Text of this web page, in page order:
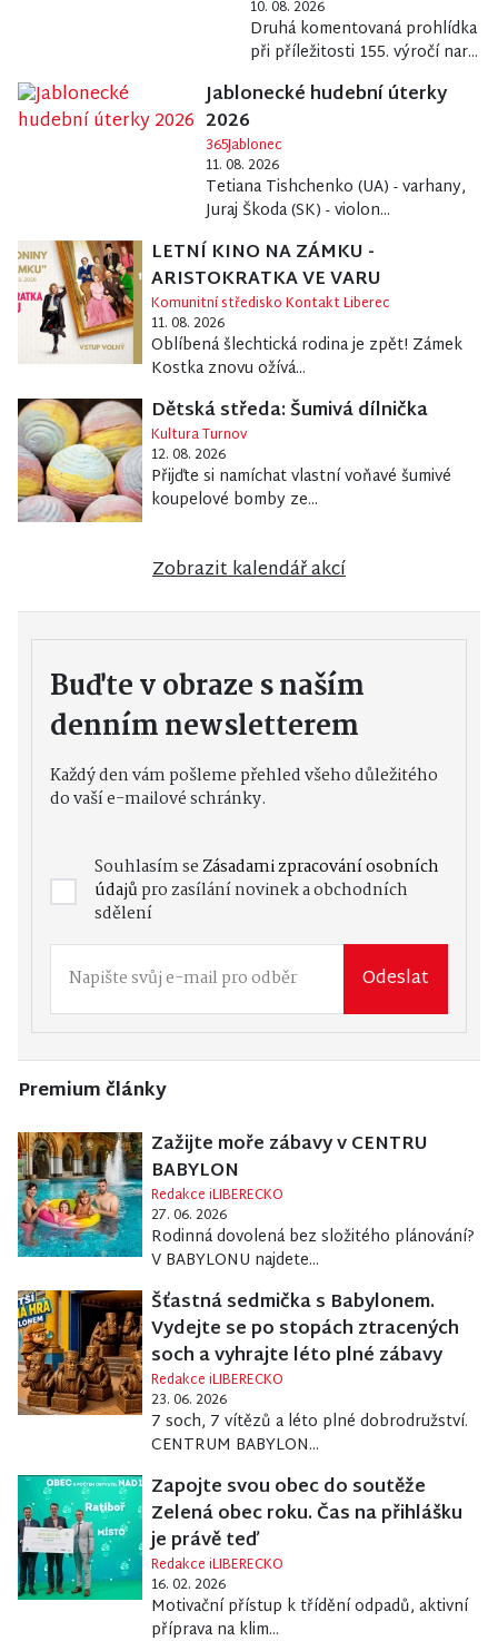
10. 08. 2026
Druhá komentovaná prohlídka
při příležitosti 155. výročí nar...
Jablonecké hudební úterky
2026
365Jablonec
11. 08. 2026
Tetiana Tishchenko (UA) - varhany,
Juraj Škoda (SK) - violon...
LETNÍ KINO NA ZÁMKU -
ARISTOKRATKA VE VARU
Komunitní středisko Kontakt Liberec
11. 08. 2026
Oblíbená šlechtická rodina je zpět! Zámek
Kostka znovu ožívá...
Dětská středa: Šumivá dílnička
Kultura Turnov
12. 08. 2026
Přijďte si namíchat vlastní voňavé šumivé
koupelové bomby ze...
Zobrazit kalendář akcí
Buďte v obraze s naším
denním newsletterem
Každý den vám pošleme přehled všeho důležitého
do vaší e-mailové schránky.
Souhlasím seZásadami zpracování osobních
údajůpro zasílání novinek a obchodních
sdělení
Odeslat
Premium články
Zažijte moře zábavy v CENTRU
BABYLON
Redakce iLIBERECKO
27. 06. 2026
Rodinná dovolená bez složitého plánování?
V BABYLONU najdete...
Šťastná sedmička s Babylonem.
Vydejte se po stopách ztracených
soch a vyhrajte léto plné zábavy
Redakce iLIBERECKO
23. 06. 2026
7 soch, 7 vítězů a léto plné dobrodružství.
CENTRUM BABYLON...
Zapojte svou obec do soutěže
Zelená obec roku. Čas na přihlášku
je právě teď
Redakce iLIBERECKO
16. 02. 2026
Motivační přístup k třídění odpadů, aktivní
příprava na klim...